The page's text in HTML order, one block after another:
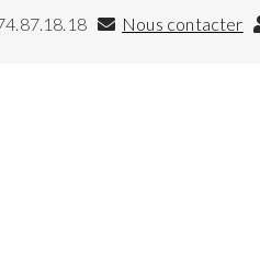
Nous contacter